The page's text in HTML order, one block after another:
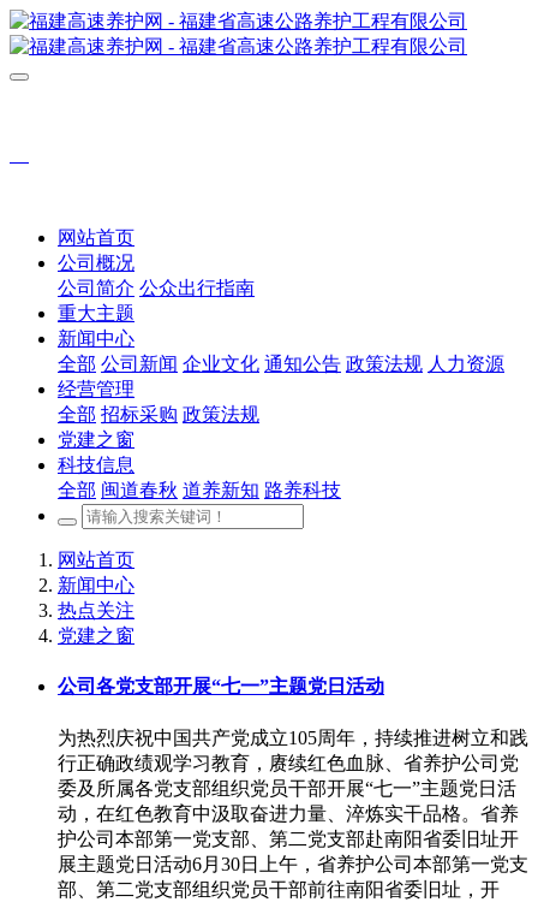
网站首页
公司概况
公司简介 公众出行指南
重大主题
新闻中心
全部 公司新闻 企业文化 通知公告 政策法规 人力资源
经营管理
全部 招标采购 政策法规
党建之窗
科技信息
全部 闽道春秋 道养新知 路养科技
网站首页
新闻中心
热点关注
党建之窗
公司各党支部开展“七一”主题党日活动
为热烈庆祝中国共产党成立105周年，持续推进树立和践
行正确政绩观学习教育，赓续红色血脉、省养护公司党
委及所属各党支部组织党员干部开展“七一”主题党日活
动，在红色教育中汲取奋进力量、淬炼实干品格。省养
护公司本部第一党支部、第二党支部赴南阳省委旧址开
展主题党日活动6月30日上午，省养护公司本部第一党支
部、第二党支部组织党员干部前往南阳省委旧址，开